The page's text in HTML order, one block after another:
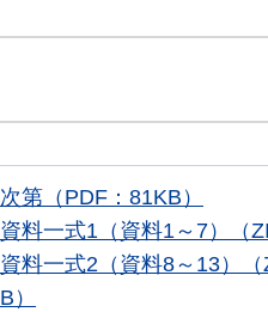
次第（PDF：81KB）
資料一式1（資料1～7）（
資料一式2（資料8～13）
B）